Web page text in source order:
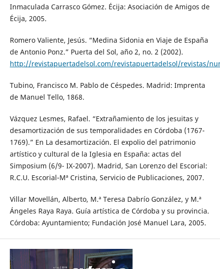
Inmaculada Carrasco Gómez. Écija: Asociación de Amigos de
Écija, 2005.
Romero Valiente, Jesús. “Medina Sidonia en Viaje de España
de Antonio Ponz.” Puerta del Sol, año 2, no. 2 (2002).
http://revistapuertadelsol.com/revistapuertadelsol/revistas/
Tubino, Francisco M. Pablo de Céspedes. Madrid: Imprenta
de Manuel Tello, 1868.
Vázquez Lesmes, Rafael. “Extrañamiento de los jesuitas y
desamortización de sus temporalidades en Córdoba (1767-
1769).” En La desamortización. El expolio del patrimonio
artístico y cultural de la Iglesia en España: actas del
Simposium (6/9- IX-2007). Madrid, San Lorenzo del Escorial:
R.C.U. Escorial-Mª Cristina, Servicio de Publicaciones, 2007.
Villar Movellán, Alberto, M.ª Teresa Dabrío González, y M.ª
Ángeles Raya Raya. Guía artística de Córdoba y su provincia.
Córdoba: Ayuntamiento; Fundación José Manuel Lara, 2005.